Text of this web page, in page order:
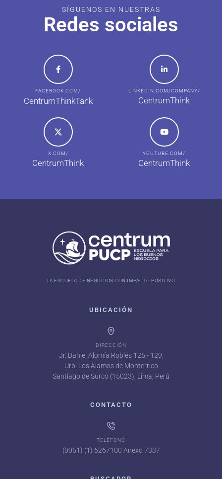
SÍGUENOS EN NUESTRAS
Redes sociales
FACEBOOK.COM/
CentrumThinkTank
LINKEDIN.COM/COMPANY/
CentrumThink
X.COM/
CentrumThink
YOUTUBE.COM/
CentrumThink
LA ESCUELA DE NEGOCIOS CON IMPACTO POSITIVO
UBICACIÓN
DIRECCIÓN
Jr. Daniel Alomía Robles 125 - 129,
Urb. Los Álamos de Monterrico
Santiago de Surco (15023), Lima, Perú
CONTACTO
TELÉFONO
(0051) (1) 6267100 Anexo 7337